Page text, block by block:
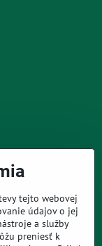
tejto webovej
údajov o jej
a služby
preniesť k